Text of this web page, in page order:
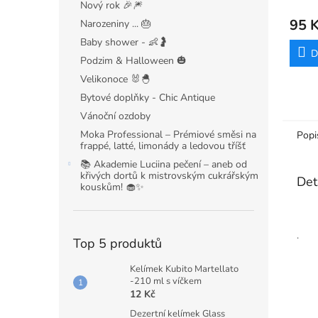
Nový rok 🎉🎆
Narozeniny ... 🎂
Baby shower - 👶🤰
Podzim & Halloween 🎃
Velikonoce 🐰🐣
Bytové doplňky - Chic Antique
Vánoční ozdoby
Moka Professional – Prémiové směsi na
frappé, latté, limonády a ledovou tříšť
📚 Akademie Luciina pečení – aneb od
křivých dortů k mistrovským cukrářským
kouskům! 🧁✨
Top 5 produktů
Kelímek Kubito Martellato
-210 ml s víčkem
12 Kč
Dezertní kelímek Glass
bez
je
5,0
z
95
.